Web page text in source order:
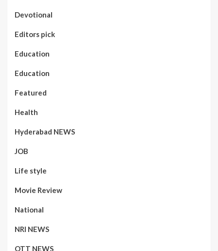
Devotional
Editors pick
Education
Education
Featured
Health
Hyderabad NEWS
JOB
Life style
Movie Review
National
NRI NEWS
OTT NEWS